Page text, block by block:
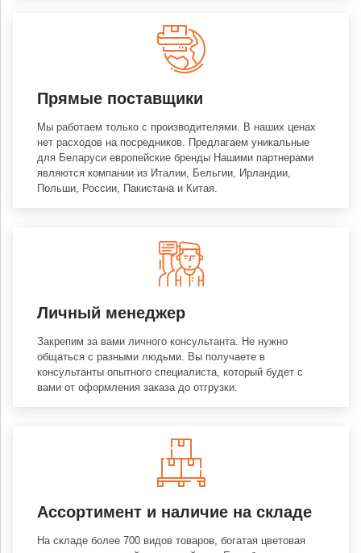
Прямые поставщики
Мы работаем только с производителями. В наших ценах
нет расходов на посредников. Предлагаем уникальные
для Беларуси европейские бренды Нашими партнерами
являются компании из Италии, Бельгии, Ирландии,
Польши, России, Пакистана и Китая.
Личный менеджер
Закрепим за вами личного консультанта. Не нужно
общаться с разными людьми. Вы получаете в
консультанты опытного специалиста, который будет с
вами от оформления заказа до отгрузки.
Ассортимент и наличие на складе
На складе более 700 видов товаров, богатая цветовая